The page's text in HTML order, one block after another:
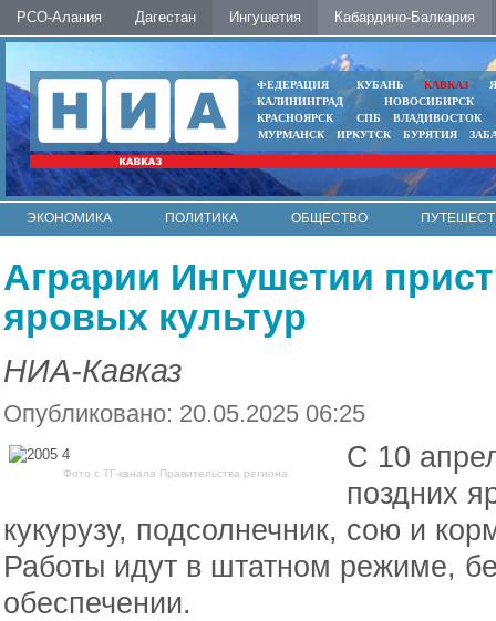
РСО-Алания Дагестан Ингушетия Кабардино-Балкария
ФЕДЕРАЦИЯ КУБАНЬ КАВКАЗ
КАЛИНИНГРАД
НОВОСИБИРСК
КРАСНОЯРСК
СПБ
ВЛАДИВОСТОК
МУРМАНСК
ИРКУТСК БУРЯТИЯ
ЭКОНОМИКА ПОЛИТИКА ОБЩЕСТВО
Аграрии Ингушетии
яровых культур
НИА-Кавказ
Опубликовано: 20.05.2025 06:25
Фото с ТГ-канала Правительства региона
С 10
поздних
кукурузу, подсолнечник, сою и
Работы идут в штатном режиме,
обеспечении.